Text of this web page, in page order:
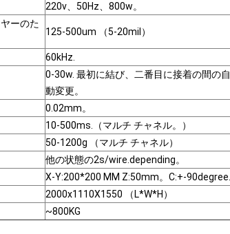
220v、50Hz、800w。
ーのた
125-500um （5-20mil）
60kHz.
0-30w. 最初に結び、二番目に接着の間の自
動変更。
0.02mm。
10-500ms.（マルチ チャネル。）
50-1200g （マルチ チャネル）
他の状態の2s/wire.depending。
X-Y:200*200 MM Z:50mm。C:+-90degree.
2000x1110X1550 （L*W*H）
~800KG